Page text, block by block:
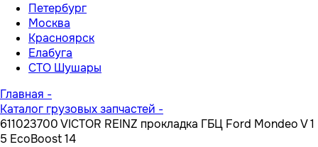
Петербург
Москва
Красноярск
Елабуга
СТО Шушары
Главная -
Каталог грузовых запчастей -
611023700 VICTOR REINZ прокладка ГБЦ Ford Mondeo V 1
5 EcoBoost 14